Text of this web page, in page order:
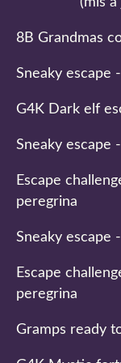
8B Grandmas
Sneaky escape
G4K Dark elf
Sneaky escape
Escape
peregrina
Sneaky escape
Escape
peregrina
Gramps ready